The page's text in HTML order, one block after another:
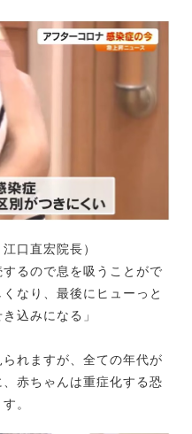
口直宏院長）
するので息を吸うことがで
なり、最後にヒューっと
込みになる」
れますが、全ての年代が
赤ちゃんは重症化する恐
。